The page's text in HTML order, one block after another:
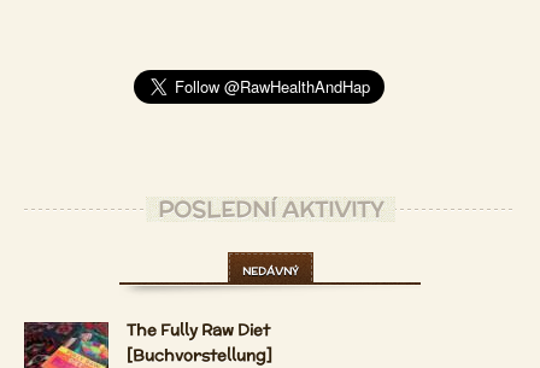
POSLEDNÍ AKTIVITY
NEDÁVNÝ
The Fully Raw Diet
[Buchvorstellung]